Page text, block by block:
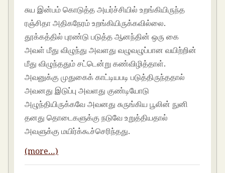
சுய இன்பம் கொடுத்த அயர்ச்சியில் உறங்கியிருந்த
ரஞ்சிதா அதிகநேரம் உறங்கியிருக்கவில்லை.
தூக்கத்தில் புரண்டு படுத்த ஆனந்தின் ஒரு கை
அவள் மீது விழுந்து அவளது வழுவழுப்பான வயிற்றின்
மீது விழுந்ததும் சட்டென்று கண்விழித்தாள்.
அவனுக்கு முதுகைக் காட்டியபடி படுத்திருந்ததால்
அவனது இடுப்பு அவளது குண்டியோடு
அழுந்தியிருக்கவே அவனது சுருங்கிய பூலின் நுனி
தனது தொடைகளுக்கு நடுவே உறுத்தியதால்
அவளுக்கு மயிர்க்கூச்செரிந்தது.
(more…)